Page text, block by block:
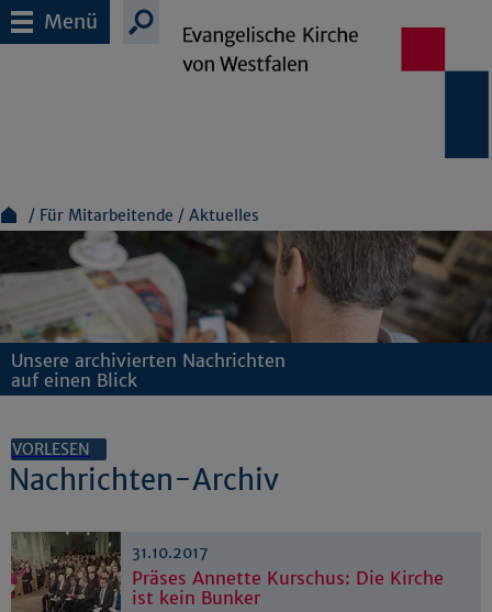
Menü
Für Mitarbeitende Aktuelles
Unsere archivierten Nachrichten
auf einen Blick
VORLESEN
Nachrichten-Archiv
31.10.2017
Präses Annette Kurschus: Die Kirche
ist kein Bunker